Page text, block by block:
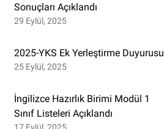
Sonuçları Açıklandı
29 Eylül, 2025
2025-YKS Ek Yerleştirme Duyurusu
25 Eylül, 2025
İngilizce Hazırlık Birimi Modül 1
Sınıf Listeleri Açıklandı